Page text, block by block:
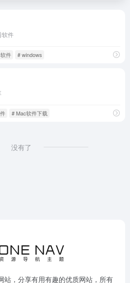
软件
件 # windows
# Mac软件下载
没有了
站，分享有用有趣的优质网站，所有